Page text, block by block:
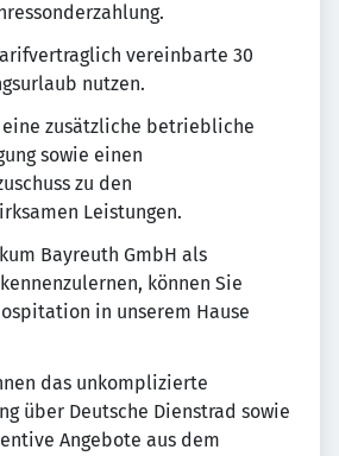
vereinbarte 30
nutzen.
zusätzliche betriebliche
sowie einen
zu den
Leistungen.
Bayreuth GmbH als
können Sie
in unserem Hause
das unkomplizierte
über Deutsche Dienstrad sowie
Angebote aus dem